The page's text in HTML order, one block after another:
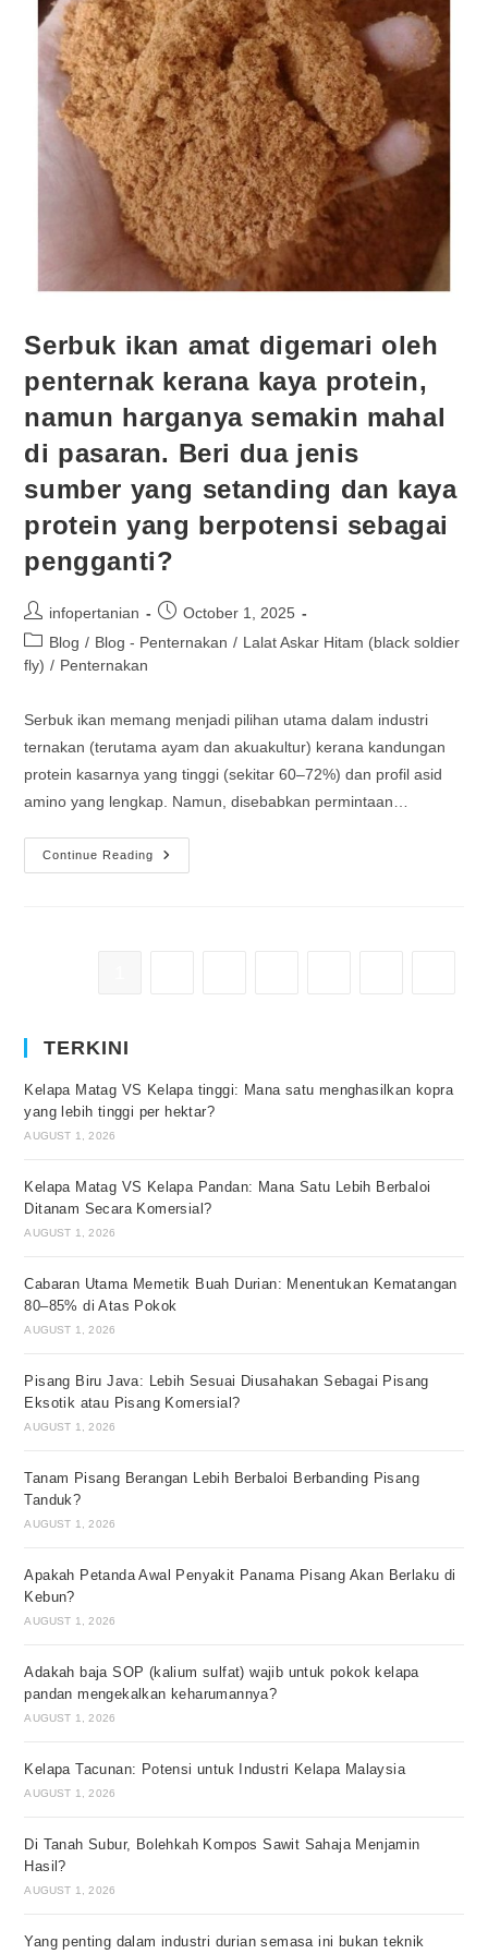
Serbuk ikan amat digemari oleh
penternak kerana kaya protein,
namun harganya semakin mahal
di pasaran. Beri dua jenis
sumber yang setanding dan kaya
protein yang berpotensi sebagai
pengganti?
infopertanian
October 1, 2025
Blog / Blog - Penternakan / Lalat Askar Hitam (black soldier
fly) / Penternakan
Serbuk ikan memang menjadi pilihan utama dalam industri
ternakan (terutama ayam dan akuakultur) kerana kandungan
protein kasarnya yang tinggi (sekitar 60–72%) dan profil asid
amino yang lengkap. Namun, disebabkan permintaan…
Continue Reading
TERKINI
Kelapa Matag VS Kelapa tinggi: Mana satu menghasilkan kopra
yang lebih tinggi per hektar?
AUGUST 1, 2026
Kelapa Matag VS Kelapa Pandan: Mana Satu Lebih Berbaloi
Ditanam Secara Komersial?
AUGUST 1, 2026
Cabaran Utama Memetik Buah Durian: Menentukan Kematangan
80–85% di Atas Pokok
AUGUST 1, 2026
Pisang Biru Java: Lebih Sesuai Diusahakan Sebagai Pisang
Eksotik atau Pisang Komersial?
AUGUST 1, 2026
Tanam Pisang Berangan Lebih Berbaloi Berbanding Pisang
Tanduk?
AUGUST 1, 2026
Apakah Petanda Awal Penyakit Panama Pisang Akan Berlaku di
Kebun?
AUGUST 1, 2026
Adakah baja SOP (kalium sulfat) wajib untuk pokok kelapa
pandan mengekalkan keharumannya?
AUGUST 1, 2026
Kelapa Tacunan: Potensi untuk Industri Kelapa Malaysia
AUGUST 1, 2026
Di Tanah Subur, Bolehkah Kompos Sawit Sahaja Menjamin
Hasil?
AUGUST 1, 2026
Yang penting dalam industri durian semasa ini bukan teknik